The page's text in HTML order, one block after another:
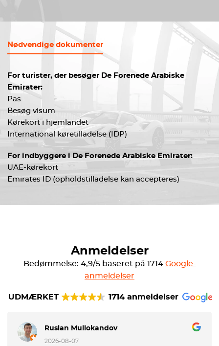
Nødvendige dokumenter
For turister, der besøger De Forenede Arabiske
Emirater:
Pas
Besøg visum
Kørekort i hjemlandet
International køretilladelse (IDP)
For indbyggere i De Forenede Arabiske Emirater:
UAE-kørekort
Emirates ID (opholdstilladelse kan accepteres)
Anmeldelser
Bedømmelse: 4,9/5 baseret på 1714 Google-
anmeldelser
UDMÆRKET 1714 anmeldelser
Ruslan Mullokandov
2026-08-07